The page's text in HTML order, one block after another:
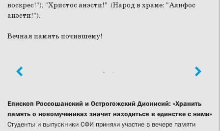
воскрес!"), "Христос анэсти!" (Народ в храме: "Алифос
анэсти!").
Вечная память почившему!
Епископ Россошанский и Острогожский Дионисий: «Хранить
память о новомучениках значит находиться в единстве с ними»
Студенты и выпускники СФИ приняли участие в вечере памяти